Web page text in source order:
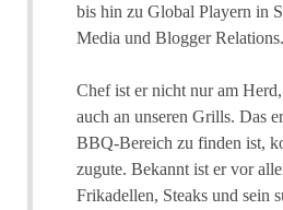
bis hin zu Global Playern in
Media und Blogger Relations.
Chef ist er nicht nur am
auch an unseren Grills. Das
BBQ-Bereich zu finden ist,
zugute. Bekannt ist er vor
Frikadellen, Steaks und sein